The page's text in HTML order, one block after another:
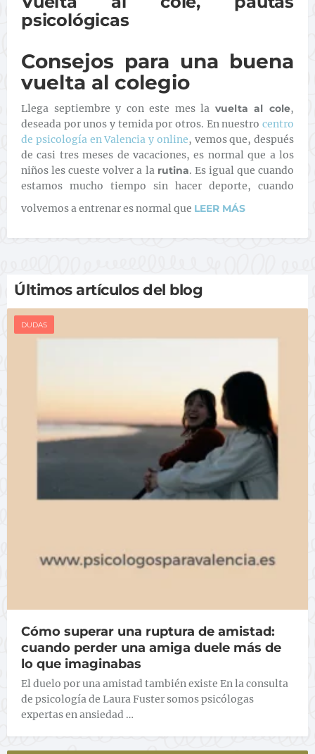
psicológicas
Consejos para una buena
vuelta al colegio
Llega septiembre y con este mes la vuelta al cole,
deseada por unos y temida por otros. En nuestro centro
de psicología en Valencia y online, vemos que, después
de casi tres meses de vacaciones, es normal que a los
niños les cueste volver a la rutina. Es igual que cuando
estamos mucho tiempo sin hacer deporte, cuando
volvemos a entrenar es normal que LEER MÁS
Últimos artículos del blog
DUDAS
Cómo superar una ruptura de amistad:
cuando perder una amiga duele más de
lo que imaginabas
El duelo por una amistad también existe En la consulta
de psicología de Laura Fuster somos psicólogas
expertas en ansiedad …